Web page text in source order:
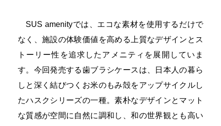
SUS amenityでは、エコな素材を使用するだけで
なく、施設の体験価値を高める上質なデザインとス
トーリー性を追求したアメニティを展開していま
す。今回発売する歯ブラシケースは、日本人の暮ら
しと深く結びつくお米のもみ殻をアップサイクルし
たハスクシリーズの一種。素朴なデザインとマット
な質感が空間に自然に調和し、和の世界観とも高い